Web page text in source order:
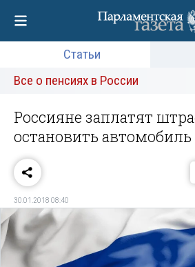
Статьи
Все о пенсиях в России
Россияне заплатят
остановить
30.01.2018 08:40